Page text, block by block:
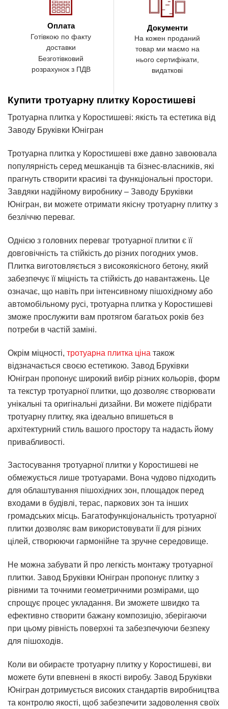
Оплата
Готівкою по факту
доставки
Безготівковий
розрахунок з ПДВ
Документи
На кожен проданий
товар ми маємо на
нього сертифікати,
видаткові
Купити тротуарну плитку Коростишеві
Тротуарна плитка у Коростишеві: якість та естетика від
Заводу Бруківки Юнігран
Тротуарна плитка у Коростишеві вже давно завоювала
популярність серед мешканців та бізнес-власників, які
прагнуть створити красиві та функціональні простори.
Завдяки надійному виробнику – Заводу Бруківки
Юнігран, ви можете отримати якісну тротуарну плитку з
безліччю переваг.
Однією з головних переваг тротуарної плитки є її
довговічність та стійкість до різних погодних умов.
Плитка виготовляється з високоякісного бетону, який
забезпечує її міцність та стійкість до навантажень. Це
означає, що навіть при інтенсивному пішохідному або
автомобільному русі, тротуарна плитка у Коростишеві
зможе прослужити вам протягом багатьох років без
потреби в частій заміні.
Окрім міцності, тротуарна плитка ціна також
відзначається своєю естетикою. Завод Бруківки
Юнігран пропонує широкий вибір різних кольорів, форм
та текстур тротуарної плитки, що дозволяє створювати
унікальні та оригінальні дизайни. Ви можете підібрати
тротуарну плитку, яка ідеально впишеться в
архітектурний стиль вашого простору та надасть йому
привабливості.
Застосування тротуарної плитки у Коростишеві не
обмежується лише тротуарами. Вона чудово підходить
для облаштування пішохідних зон, площадок перед
входами в будівлі, терас, паркових зон та інших
громадських місць. Багатофункціональність тротуарної
плитки дозволяє вам використовувати її для різних
цілей, створюючи гармонійне та зручне середовище.
Не можна забувати й про легкість монтажу тротуарної
плитки. Завод Бруківки Юнігран пропонує плитку з
рівними та точними геометричними розмірами, що
спрощує процес укладання. Ви зможете швидко та
ефективно створити бажану композицію, зберігаючи
при цьому рівність поверхні та забезпечуючи безпеку
для пішоходів.
Коли ви обираєте тротуарну плитку у Коростишеві, ви
можете бути впевнені в якості виробу. Завод Бруківки
Юнігран дотримується високих стандартів виробництва
та контролю якості, щоб забезпечити задоволення своїх